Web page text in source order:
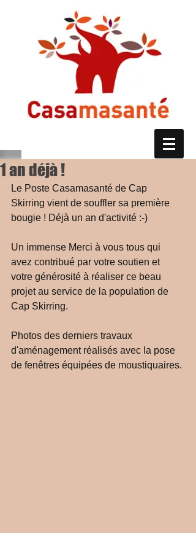
1 an déjà !
Le Poste Casamasanté de Cap
Skirring vient de souffler sa première
bougie ! Déjà un an d'activité :-)
Un immense Merci à vous tous qui
avez contribué par votre soutien et
votre générosité à réaliser ce beau
projet au service de la population de
Cap Skirring.
Photos des derniers travaux
d'aménagement réalisés avec la pose
de fenêtres équipées de moustiquaires.